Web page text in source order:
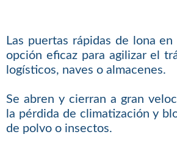
Las puertas rápidas de lona
opción eficaz para agilizar el
logísticos, naves o almacenes.
Se abren y cierran a gran
la pérdida de climatización y
de polvo o insectos.